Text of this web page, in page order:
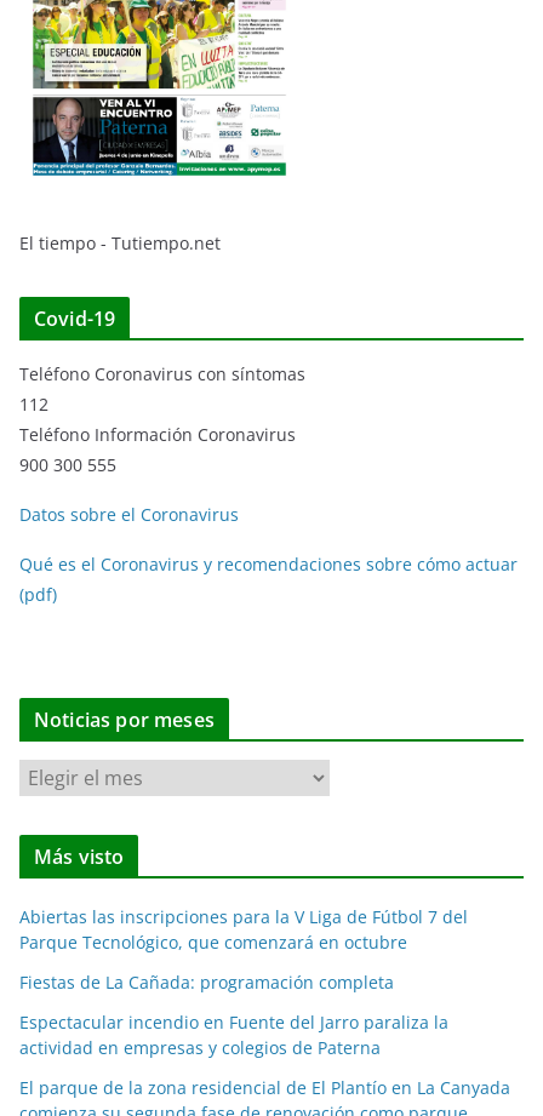
El tiempo - Tutiempo.net
Covid-19
Teléfono Coronavirus con síntomas
112
Teléfono Información Coronavirus
900 300 555
Datos sobre el Coronavirus
Qué es el Coronavirus y recomendaciones sobre cómo actuar
(pdf)
Noticias por meses
N
t
i
a
s
p
o
r
m
Más visto
Abiertas las inscripciones para la V Liga de Fútbol 7 del
Parque Tecnológico, que comenzará en octubre
Fiestas de La Cañada: programación completa
Espectacular incendio en Fuente del Jarro paraliza la
actividad en empresas y colegios de Paterna
El parque de la zona residencial de El Plantío en La Canyada